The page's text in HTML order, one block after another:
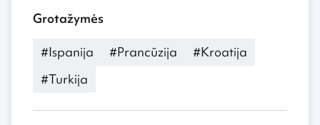
Grotažymės
#Ispanija #Prancūzija
#Kroatija
#Turkija